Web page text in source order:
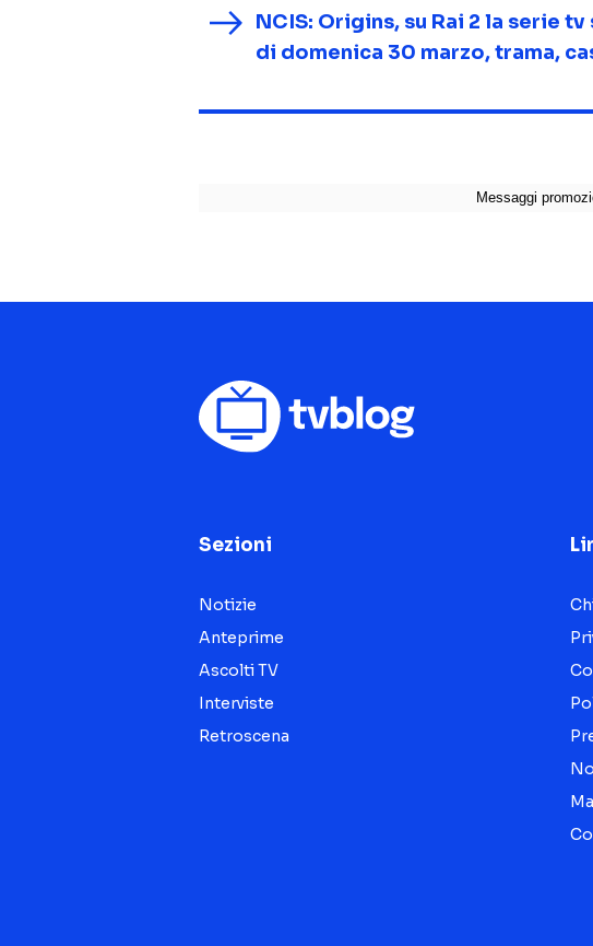
NCIS: Origins, su Rai 2 la serie
di domenica 30 marzo, trama,
Sezioni
Notizie
Anteprime
Ascolti TV
Interviste
Retroscena